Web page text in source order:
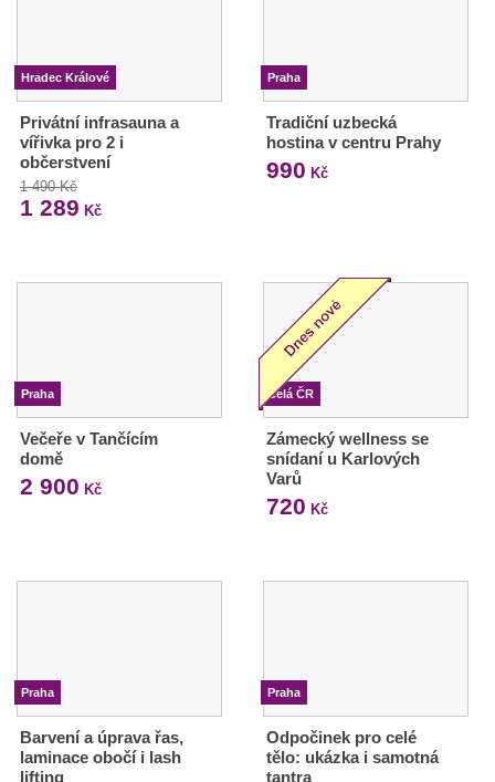
Hradec Králové
Privátní infrasauna a
vířivka pro 2 i
občerstvení
1 490 Kč
1 289 Kč
Praha
Tradiční uzbecká
hostina v centru Prahy
990 Kč
Praha
Večeře v Tančícím
domě
2 900 Kč
Celá ČR
Zámecký wellness se
snídaní u Karlových
Varů
720 Kč
Praha
Barvení a úprava řas,
laminace obočí i lash
lifting
Praha
Odpočinek pro celé
tělo: ukázka i samotná
tantra